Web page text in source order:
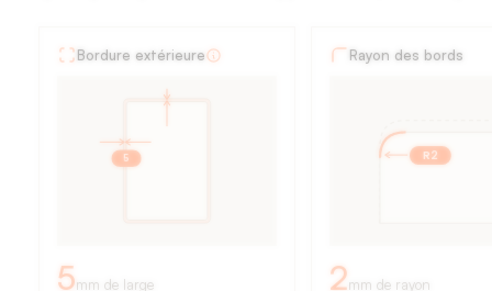
Fiche
technique
façades
Bordure extérieure
5
5mm de large
Rayon des bords
R2
2mm de rayon